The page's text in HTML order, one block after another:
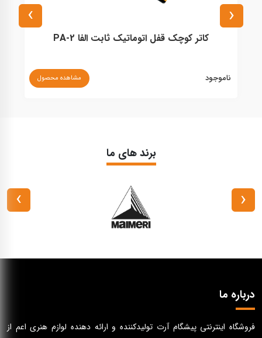
کاتر کوچک قفل اتوماتیک ثابت الفا PA-2
ناموجود مشاهده محصول
‹
›
برند های ما
‹
›
درباره ما
فروشگاه اینترنتی پیشگام آرت تولیدکننده و ارائه دهنده لوازم هنری اعم از